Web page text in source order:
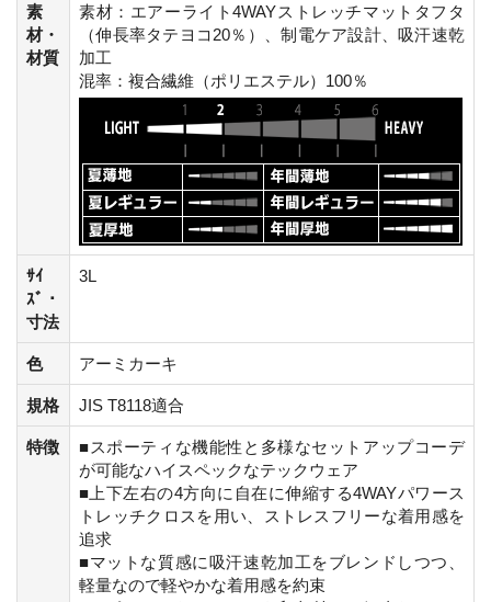
素
材・
材質
素材：エアーライト4WAYストレッチマットタフタ
（伸長率タテヨコ20％）、制電ケア設計、吸汗速乾
加工
混率：複合繊維（ポリエステル）100％
ｻｲ
ｽﾞ・
寸法
3L
色 アーミカーキ
規格 JIS T8118適合
特徴
■スポーティな機能性と多様なセットアップコーデ
が可能なハイスペックなテックウェア
■上下左右の4方向に自在に伸縮する4WAYパワース
トレッチクロスを用い、ストレスフリーな着用感を
追求
■マットな質感に吸汗速乾加工をブレンドしつつ、
軽量なので軽やかな着用感を約束